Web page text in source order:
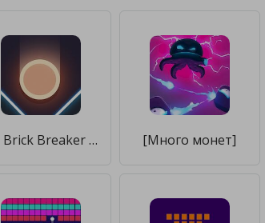
Idle Brick Breaker [Много монет] [Много монет]